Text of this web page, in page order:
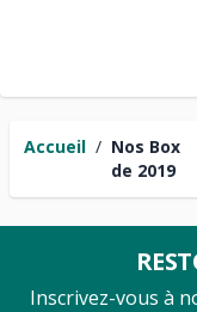
Accueil / Nos Box
de 2019
Inscrivez-vous à